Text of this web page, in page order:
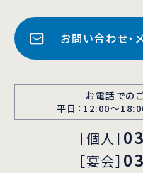
お問い合わせ・
お電話での
平日：12:00〜
［個人］
［宴会］